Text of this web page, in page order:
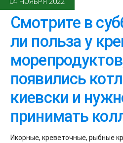
Смотрите в
ли польза у
появились
киевски и
принимать
Икорные, креветочные, рыбные